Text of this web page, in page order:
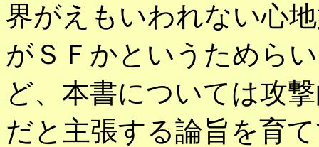
界がえもいわれない心
がＳＦかというためら
ど、本書については攻
だと主張する論旨を育